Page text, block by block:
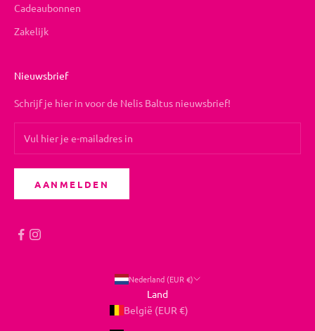
Cadeaubonnen
Zakelijk
Nieuwsbrief
Schrijf je hier in voor de Nelis Baltus nieuwsbrief!
AANMELDEN
Nederland (EUR €)
Land
België (EUR €)